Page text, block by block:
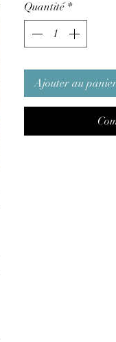
Quantité *
Ajouter au